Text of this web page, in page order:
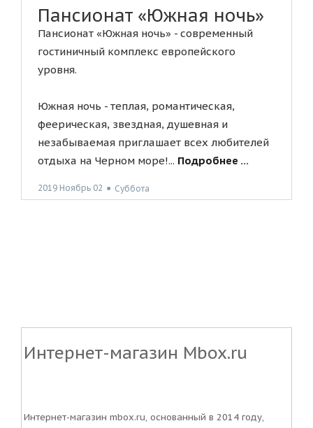
Пансионат «Южная ночь»
Пансионат «Южная ночь» - современный
гостиничный комплекс европейского
уровня.
Южная ночь - теплая, романтическая,
феерическая, звездная, душевная и
незабываемая приглашает всех любителей
отдыха на Черном море!... Подробнее ...
2019 Ноябрь 02 ● Суббота
Интернет-магазин Mbox.ru
Интернет-магазин mbox.ru, основанный в 2014 году,